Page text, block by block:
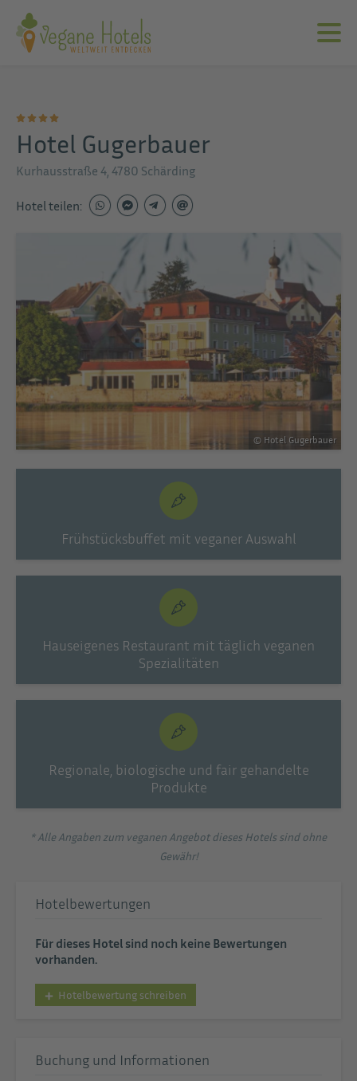
Hotel Gugerbauer
Kurhausstraße 4, 4780 Schärding
Hotel teilen:
© Hotel Gugerbauer
Frühstücksbuffet mit veganer Auswahl
Hauseigenes Restaurant mit täglich veganen
Spezialitäten
Regionale, biologische und fair gehandelte
Produkte
* Alle Angaben zum veganen Angebot dieses Hotels sind ohne
Gewähr!
Hotelbewertungen
Für dieses Hotel sind noch keine Bewertungen
vorhanden.
Hotelbewertung schreiben
Buchung und Informationen